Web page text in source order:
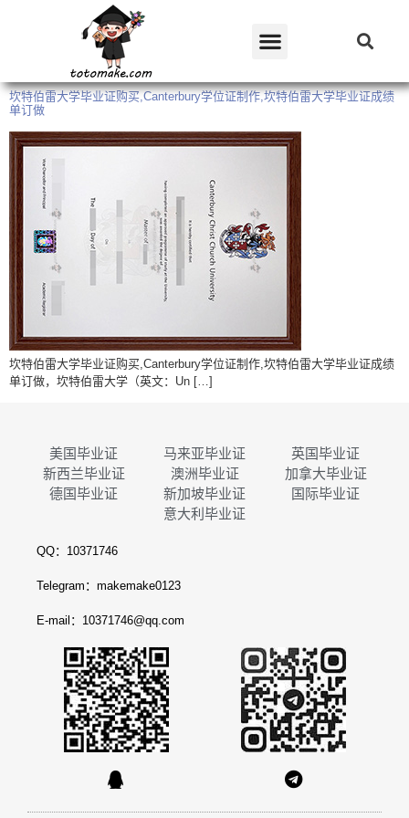
坎特伯雷大学毕业证购买,Canterbury学位证制作,坎特伯雷大学毕业证成绩
单订做
坎特伯雷大学毕业证购买,Canterbury学位证制作,坎特伯雷大学毕业证成绩
单订做，坎特伯雷大学（英文：Un […]
美国毕业证 马来亚毕业证
英国毕业证
新西兰毕业证
澳洲毕业证
加拿大毕业证
德国毕业证
新加坡毕业证
国际毕业证
意大利毕业证
QQ：10371746
Telegram：makemake0123
E-mail：10371746@qq.com